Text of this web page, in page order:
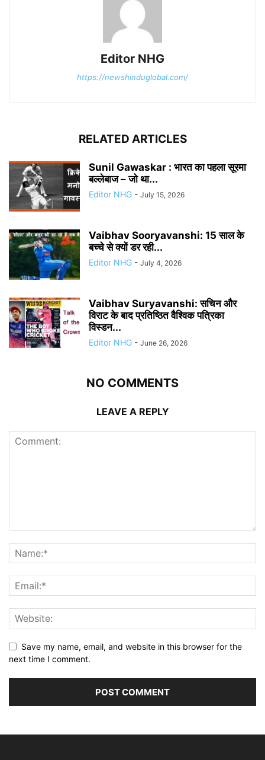
Editor NHG
https://newshinduglobal.com/
RELATED ARTICLES
Sunil Gawaskar : भारत का पहला सूरमा
बल्लेबाज – जो था...
Editor NHG - July 15, 2026
Vaibhav Sooryavanshi: 15 साल के
बच्चे से क्यों डर रही...
Editor NHG - July 4, 2026
Vaibhav Suryavanshi: सचिन और
विराट के बाद प्रतिष्ठित वैश्विक पत्रिका
विस्डन...
Editor NHG - June 26, 2026
NO COMMENTS
LEAVE A REPLY
Save my name, email, and website in this browser for the
next time I comment.